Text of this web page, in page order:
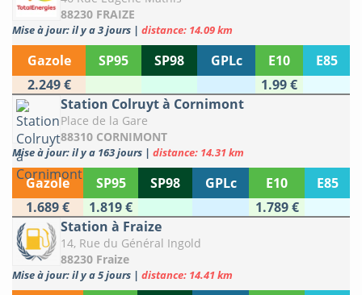
88230 FRAIZE
Mise à jour: il y a 3 jours | distance: 14.09 km
Gazole SP95 SP98 GPLc E10
E85
2.249 €
1.99 €
Station Colruyt à Cornimont
Place de la Gare
88310 CORNIMONT
Mise à jour: il y a 163 jours | distance: 14.31 km
Gazole SP95 SP98 GPLc E10
E85
1.689 €
1.819 €
1.789 €
Station à Fraize
14, Rue du Général Ingold
88230 Fraize
Mise à jour: il y a 5 jours | distance: 14.41 km